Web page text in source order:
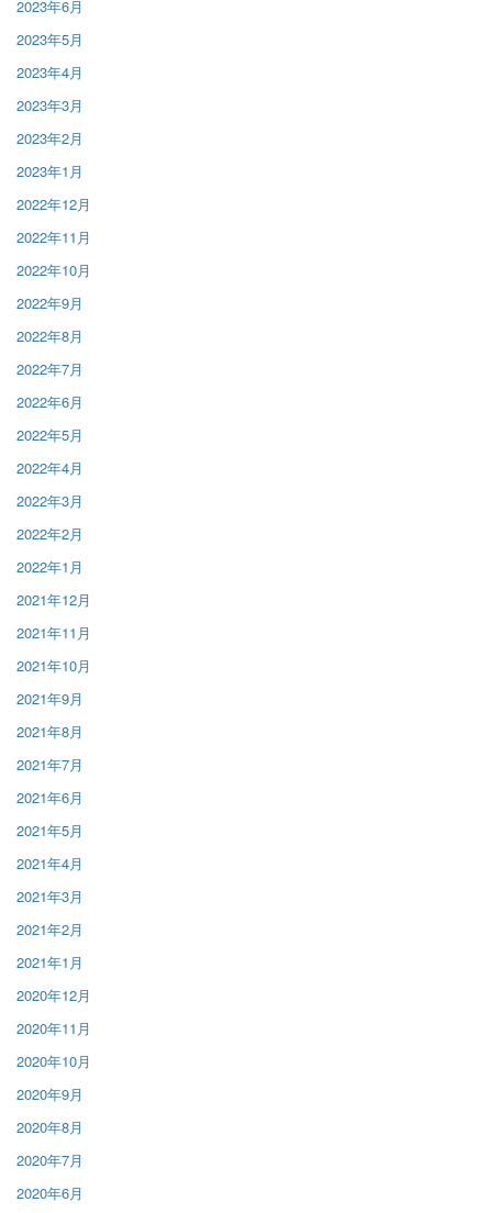
2023年6月
2023年5月
2023年4月
2023年3月
2023年2月
2023年1月
2022年12月
2022年11月
2022年10月
2022年9月
2022年8月
2022年7月
2022年6月
2022年5月
2022年4月
2022年3月
2022年2月
2022年1月
2021年12月
2021年11月
2021年10月
2021年9月
2021年8月
2021年7月
2021年6月
2021年5月
2021年4月
2021年3月
2021年2月
2021年1月
2020年12月
2020年11月
2020年10月
2020年9月
2020年8月
2020年7月
2020年6月